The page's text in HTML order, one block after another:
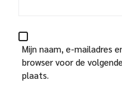
Mijn naam, e-mailadres
browser voor de
plaats.